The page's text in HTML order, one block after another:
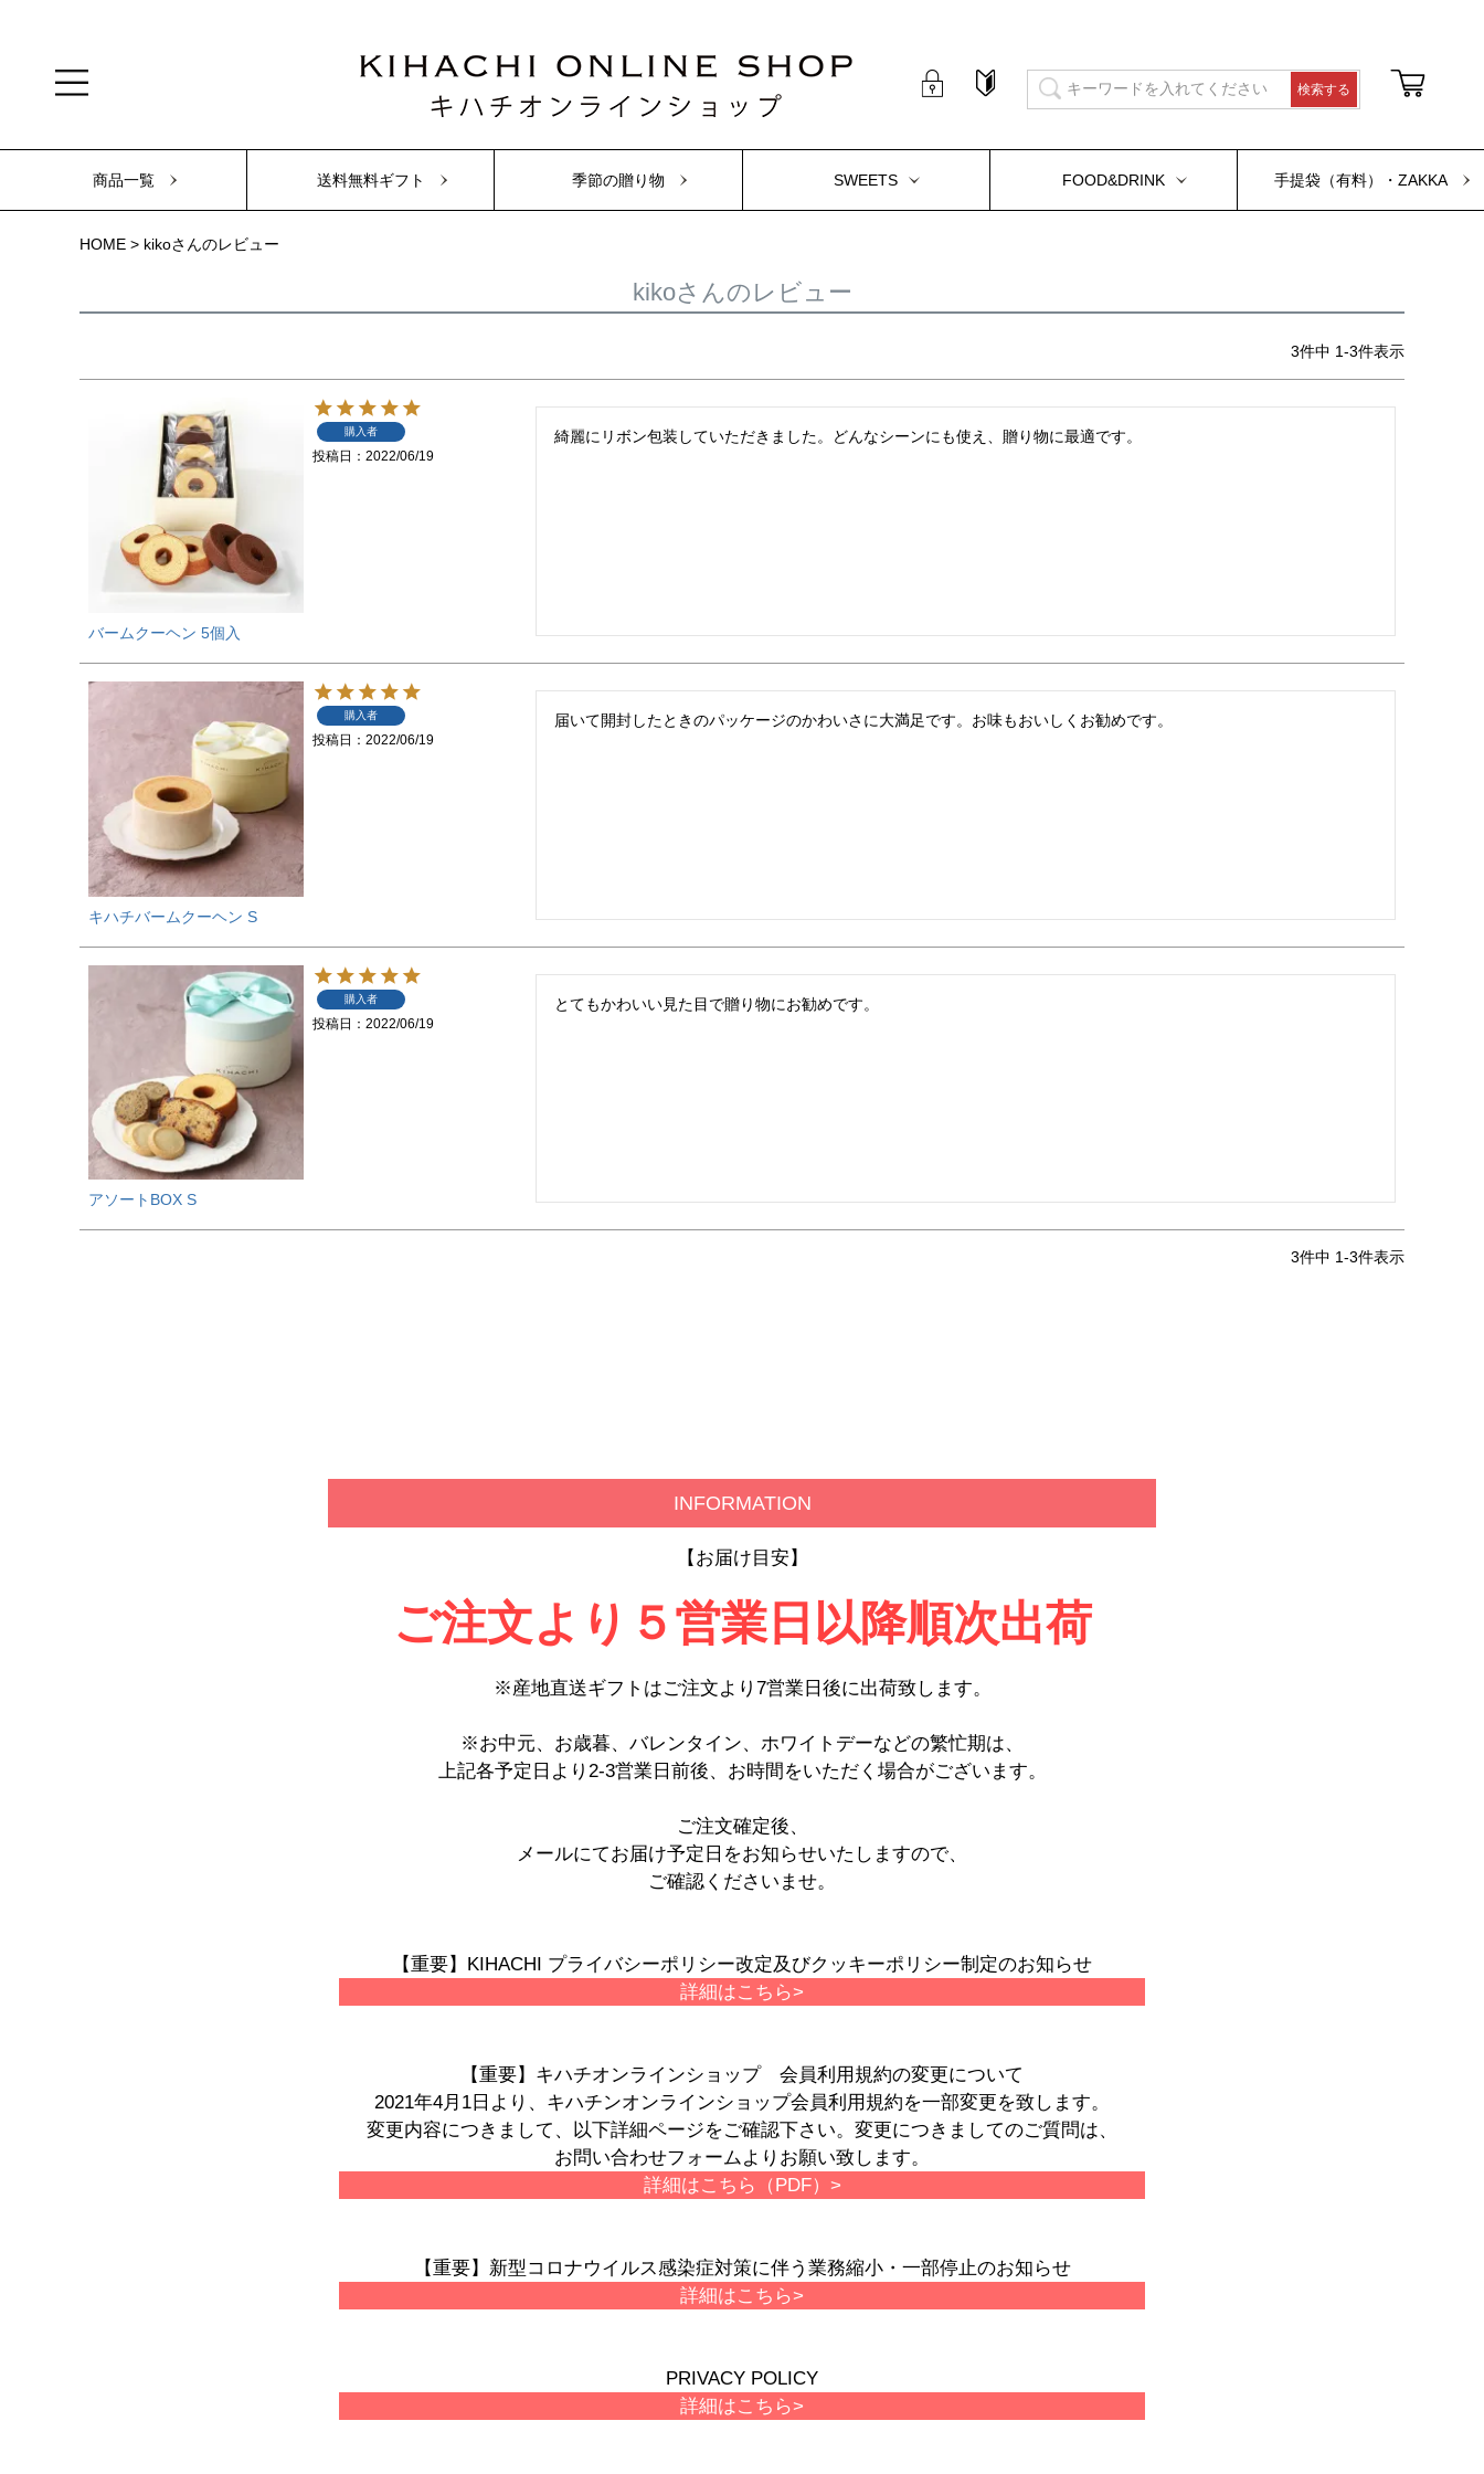
商品一覧 送料無料ギフト 季節の贈り物 SWEETS FOOD&DRINK 手提袋（有料）・ZAKKA
HOME kikoさんのレビュー
kikoさんのレビュー
3件中 1-3件表示
バームクーヘン 5個入
購入者
投稿日 2022/06/19
綺麗にリボン包装していただきました。どんなシーンにも使え、贈り物に最適です。
キハチバームクーヘン S
購入者
投稿日 2022/06/19
届いて開封したときのパッケージのかわいさに大満足です。お味もおいしくお勧めです。
アソートBOX S
購入者
投稿日 2022/06/19
とてもかわいい見た目で贈り物にお勧めです。
3件中 1-3件表示
INFORMATION
【お届け目安】
ご注文より５営業日以降順次出荷
※産地直送ギフトはご注文より7営業日後に出荷致します。
※お中元、お歳暮、バレンタイン、ホワイトデーなどの繁忙期は、
上記各予定日より2-3営業日前後、お時間をいただく場合がございます。
ご注文確定後、
メールにてお届け予定日をお知らせいたしますので、
ご確認くださいませ。
【重要】KIHACHI プライバシーポリシー改定及びクッキーポリシー制定のお知らせ
詳細はこちら>
【重要】キハチオンラインショップ 会員利用規約の変更について
2021年4月1日より、キハチンオンラインショップ会員利用規約を一部変更を致します。
変更内容につきまして、以下詳細ページをご確認下さい。変更につきましてのご質問は、
お問い合わせフォームよりお願い致します。
詳細はこちら（PDF）>
【重要】新型コロナウイルス感染症対策に伴う業務縮小・一部停止のお知らせ
詳細はこちら>
PRIVACY POLICY
詳細はこちら>